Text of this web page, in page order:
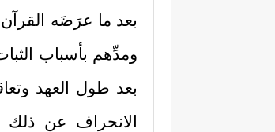
بعد ما عرَضَه القرآن
ومدِّهم بأسباب
بعد طول العهد
الانحراف عن ذلك